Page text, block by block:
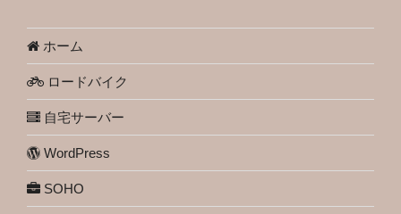
ホーム
ロードバイク
自宅サーバー
WordPress
SOHO